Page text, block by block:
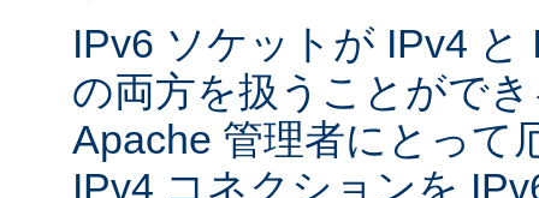
IPv6 ソケットが IPv4
の両方を扱うことがで
Apache 管理者にとって
IPv4 コネクションを